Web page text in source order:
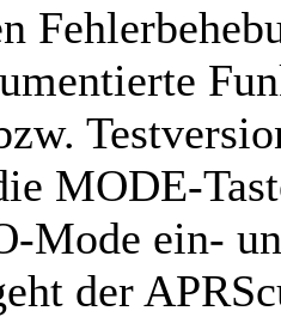
MODE-
Mode ein-
der